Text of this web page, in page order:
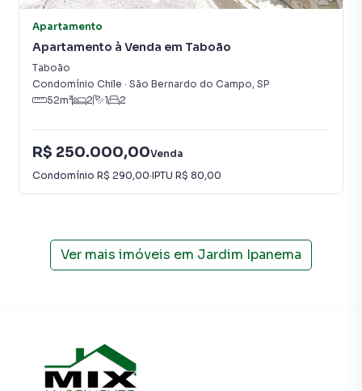
Apartamento
Apartamento à Venda em Taboão
Taboão
Condomínio Chile · São Bernardo do Campo, SP
52m² 2 1 2
R$ 250.000,00Venda
Condomínio R$ 290,00·IPTU R$ 80,00
Ver mais imóveis em Jardim Ipanema